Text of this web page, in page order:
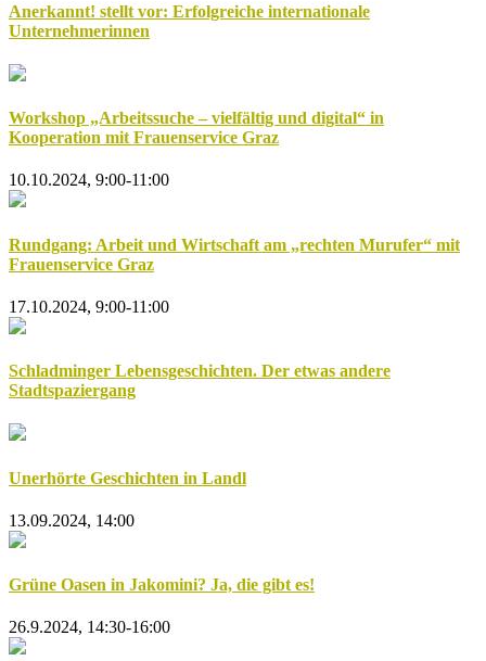
Anerkannt! stellt vor: Erfolgreiche internationale
Unternehmerinnen
Workshop „Arbeitssuche – vielfältig und digital“ in
Kooperation mit Frauenservice Graz
10.10.2024, 9:00-11:00
Rundgang: Arbeit und Wirtschaft am „rechten Murufer“ mit
Frauenservice Graz
17.10.2024, 9:00-11:00
Schladminger Lebensgeschichten. Der etwas andere
Stadtspaziergang
Unerhörte Geschichten in Landl
13.09.2024, 14:00
Grüne Oasen in Jakomini? Ja, die gibt es!
26.9.2024, 14:30-16:00